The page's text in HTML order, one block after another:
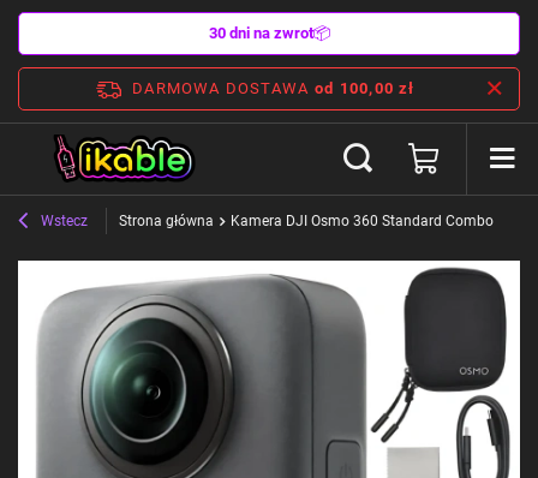
30 dni na zwrot📦
DARMOWA DOSTAWA od 100,00 zł
Wstecz Strona główna Kamera DJI Osmo 360 Standard Combo